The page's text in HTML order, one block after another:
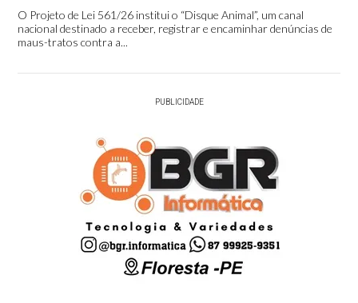
O Projeto de Lei 561/26 institui o “Disque Animal”, um canal
nacional destinado a receber, registrar e encaminhar denúncias de
maus-tratos contra a...
PUBLICIDADE